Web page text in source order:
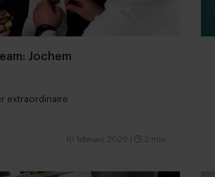
Jochem
extraordinaire
10 februari 2020 2 min